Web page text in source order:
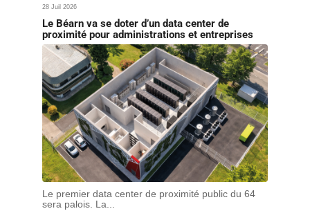
28 Juil 2026
Le Béarn va se doter d’un data center de
proximité pour administrations et entreprises
Le premier data center de proximité public du 64
sera palois. La...